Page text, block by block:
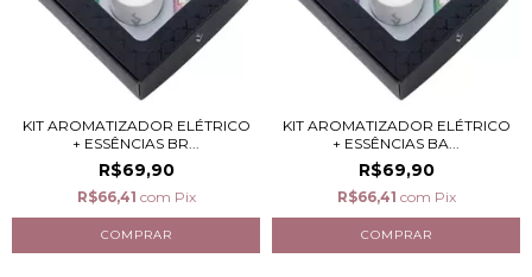
KIT AROMATIZADOR ELÉTRICO
+ ESSÊNCIAS BR...
R$69,90
R$66,41 com Pix
KIT AROMATIZADOR ELÉTRICO
+ ESSÊNCIAS BA...
R$69,90
R$66,41 com Pix